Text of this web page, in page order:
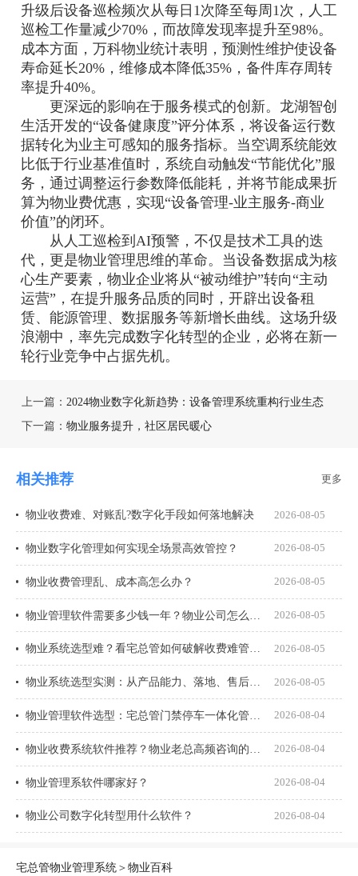
升级后设备巡检频次从每日1次降至每周1次，人工
巡检工作量减少70%，而故障发现率提升至98%。
成本方面，万科物业统计表明，预测性维护使设备
寿命延长20%，维修成本降低35%，备件库存周转
率提升40%。
更深远的影响在于服务模式的创新。龙湖智创
生活开发的“设备健康度”评分体系，将设备运行数
据转化为业主可感知的服务指标。当空调系统能效
比低于行业基准值时，系统自动触发“节能优化”服
务，通过调整运行参数降低能耗，并将节能成果折
算为物业费优惠，实现“设备管理-业主服务-商业
价值”的闭环。
从人工巡检到AI预警，不仅是技术工具的迭
代，更是物业管理思维的革命。当设备数据成为核
心生产要素，物业企业将从“被动维护”转向“主动
运营”，在提升服务品质的同时，开辟出设备租
赁、能源管理、数据服务等新增长曲线。这场升级
浪潮中，率先完成数字化转型的企业，必将在新一
轮行业竞争中占据先机。
上一篇： 2024物业数字化新趋势：设备管理系统重构行业生态
下一篇： 物业服务提升，社区居民暖心
相关推荐 更多
物业收费难、对账乱?数字化手段如何落地解决 2026-08-05
物业数字化管理如何实现全场景高效管控？ 2026-08-05
物业收费管理乱、成本高怎么办？ 2026-08-05
2026-08-05
物业系统选型难？看宅总管如何破解收费难管理乱 2026-08-05
2026-08-05
2026-08-04
2026-08-04
物业管理系软件哪家好？ 2026-08-04
物业公司数字化转型用什么软件？ 2026-08-04
宅总管物业管理系统＞物业百科